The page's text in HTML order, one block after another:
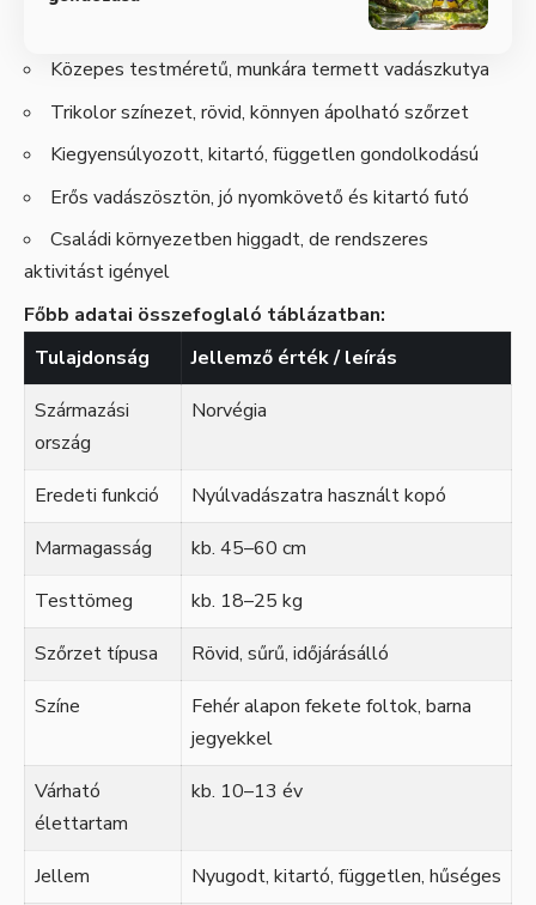
Közepes testméretű, munkára termett vadászkutya
Trikolor színezet, rövid, könnyen ápolható szőrzet
Kiegyensúlyozott, kitartó, független gondolkodású
Erős vadászösztön, jó nyomkövető és kitartó futó
Családi környezetben higgadt, de rendszeres
aktivitást igényel
Főbb adatai összefoglaló táblázatban:
Tulajdonság
Jellemző érték / leírás
Származási
ország
Norvégia
Eredeti funkció
Nyúlvadászatra használt kopó
Marmagasság
kb. 45–60 cm
Testtömeg
kb. 18–25 kg
Szőrzet típusa
Rövid, sűrű, időjárásálló
Színe
Fehér alapon fekete foltok, barna
jegyekkel
Várható
élettartam
kb. 10–13 év
Jellem Nyugodt, kitartó, független, hűséges